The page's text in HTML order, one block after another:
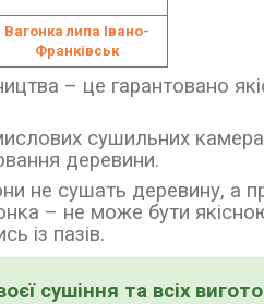
Вагонка липа Івано-
Франківськ
– це гарантовано
сушильних
деревини.
не сушать деревину, а
– не може бути
із пазів.
сушіння та всіх